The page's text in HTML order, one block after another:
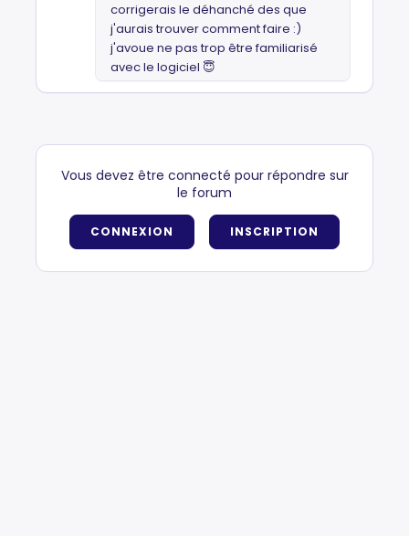
corrigerais le déhanché des que
j'aurais trouver comment faire :)
j'avoue ne pas trop être familiarisé
avec le logiciel 😇
Vous devez être connecté pour répondre sur
le forum
CONNEXION INSCRIPTION